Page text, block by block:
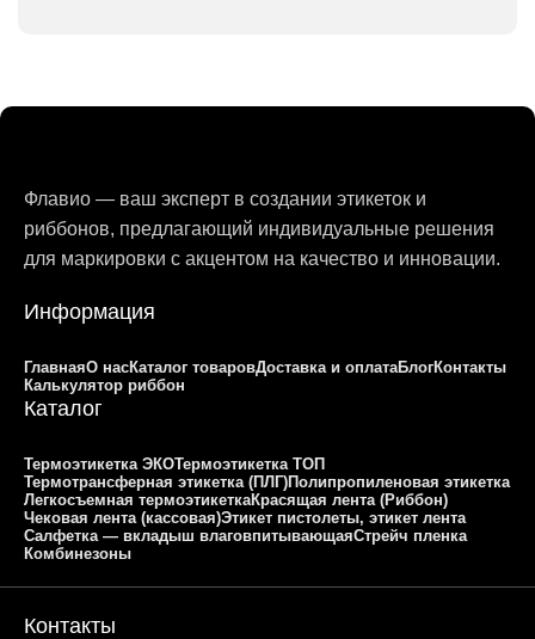
Флавио — ваш эксперт в создании этикеток и
риббонов, предлагающий индивидуальные решения
для маркировки с акцентом на качество и инновации.
Информация
ГлавнаяО насКаталог товаровДоставка и оплатаБлогКонтакты
Калькулятор риббон
Каталог
Термоэтикетка ЭКОТермоэтикетка ТОП
Термотрансферная этикетка (ПЛГ)Полипропиленовая этикетка
Легкосъемная термоэтикеткаКрасящая лента (Риббон)
Чековая лента (кассовая)Этикет пистолеты, этикет лента
Салфетка — вкладыш влаговпитывающаяСтрейч пленка
Комбинезоны
Контакты